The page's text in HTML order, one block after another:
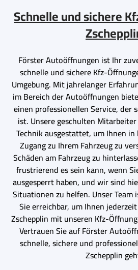
Schnelle und sichere
Förster Autoöffnungen ist Ihr
schnelle und sichere Kfz-
Umgebung. Mit jahrelanger
im Bereich der Autoöffnungen
einen professionellen Service, der
ist. Unsere geschulten
Technik ausgestattet, um Ihnen
Zugang zu Ihrem Fahrzeug zu
Schäden am Fahrzeug zu
frustrierend es sein kann, wenn
ausgesperrt haben, und wir sind
Situationen zu helfen. Unser
Sie erreichbar, um Ihnen
Zschepplin mit unseren Kfz-
Vertrauen Sie auf Förster
schnelle, sichere und
Zschepplin